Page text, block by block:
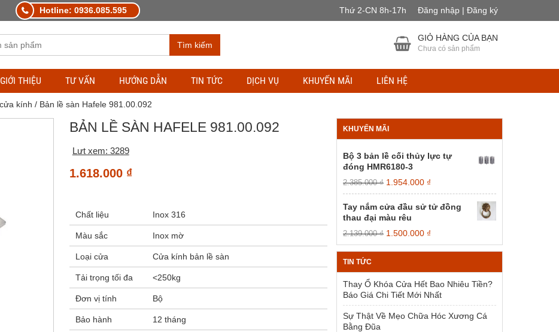
Hotline: 0936.085.595 Thứ 2-CN 8h-17h Đăng nhập | Đăng ký
Tìm kiếm
GIỎ HÀNG CỦA BẠN
Chưa có sản phẩm
GIỚI THIỆU TƯ VẤN HƯỚNG DẪN TIN TỨC DỊCH VỤ KHUYẾN MÃI LIÊN HỆ
kính / Bản lề sàn Hafele 981.00.092
BẢN LỀ SÀN HAFELE 981.00.092
Lưt xem: 3289
1.618.000 ₫
Chất liệu Inox 316
Màu sắc Inox mờ
Loại cửa Cửa kính bản lề sàn
Tải trọng tối đa <250kg
Đơn vị tính Bộ
Bảo hành 12 tháng
KHUYẾN MÃI
Bộ 3 bản lề cối thủy lực tự
đóng HMR6180-3
2.385.000₫ Giá
gốc
là:
2.385.000 ₫.
1.954.000 ₫
hiện
tại
Tay nắm cửa đầu sử tử đồng
thau đại màu rêu
2.139.000₫ Giá
gốc
là:
1.500.000 ₫
hiện
tại
1.500.000 ₫.
TIN TỨC
Thay Ổ Khóa Cửa Hết Bao Nhiêu Tiền?
Báo Giá Chi Tiết Mới Nhất
Sự Thật Về Mẹo Chữa Hóc Xương Cá
Bằng Đũa